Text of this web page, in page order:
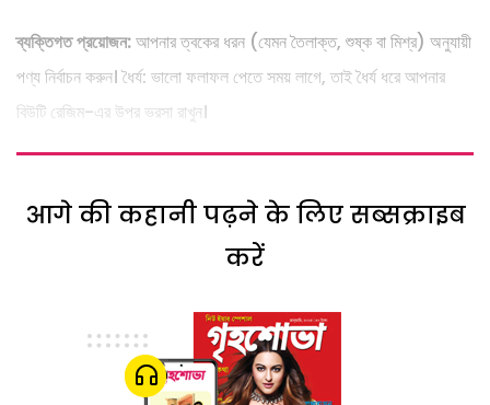
ব্যক্তিগত প্রয়োজন:আপনার ত্বকের ধরন (যেমন তৈলাক্ত, শুষ্ক বা মিশ্র) অনুযায়ী
পণ্য নির্বাচন করুন। ধৈর্য: ভালো ফলাফল পেতে সময় লাগে, তাই ধৈর্য ধরে আপনার
বিউটি রেজিম-এর উপর ভরসা রাখুন।
आगे की कहानी पढ़ने के लिए सब्सक्राइब
करें